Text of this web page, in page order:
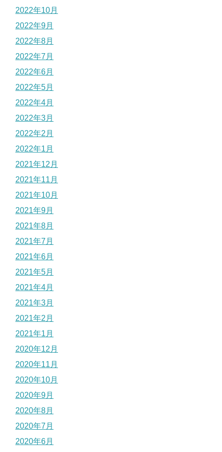
2022年10月
2022年9月
2022年8月
2022年7月
2022年6月
2022年5月
2022年4月
2022年3月
2022年2月
2022年1月
2021年12月
2021年11月
2021年10月
2021年9月
2021年8月
2021年7月
2021年6月
2021年5月
2021年4月
2021年3月
2021年2月
2021年1月
2020年12月
2020年11月
2020年10月
2020年9月
2020年8月
2020年7月
2020年6月